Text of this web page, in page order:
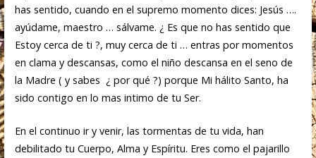
has sentido, cuando en el supremo momento dices: Jesús ….
ayúdame, maestro … sálvame. ¿ Es que no has sentido que
Estoy cerca de ti ?, muy cerca de ti … entras por momentos
en clama y descansas, como el niño descansa en el seno de
la Madre ( y sabes ¿ por qué ?) porque Mi hálito Santo, ha
sido contigo en lo mas intimo de tu Ser.
En el continuo ir y venir, las tormentas de tu vida, han
debilitado tu Cuerpo, Alma y Espíritu. Eres como el pajarillo